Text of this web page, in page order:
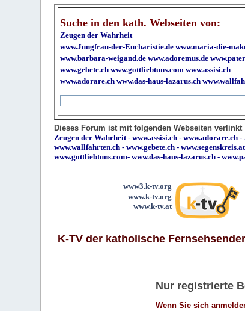
Suche in den kath. Webseiten von:
Zeugen der Wahrheit
www.Jungfrau-der-Eucharistie.de www.maria-die-
www.barbara-weigand.de www.adoremus.de
www.gebete.ch www.gottliebtuns.com www.assisi.ch
www.adorare.ch www.das-haus-lazarus.ch
Dieses Forum ist mit folgenden Webseiten verlinkt
Zeugen der Wahrheit-www.assisi.ch -www.adorare.ch -
www.wallfahrten.ch -www.gebete.ch -www.segenskreis.at
www.gottliebtuns.com-www.das-haus-lazarus.ch -
www3.k-tv.org
www.k-tv.org
www.k-tv.at
K-TV der katholische Fernsehsender
Nur registrierte
Wenn Sie sich